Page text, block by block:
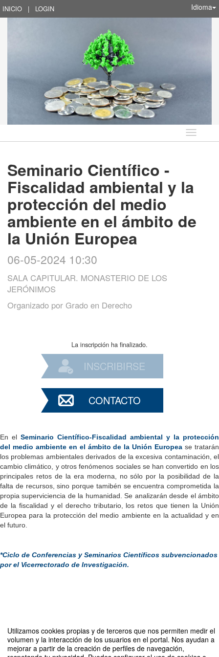
Utilizamos cookies propias y de terceros que nos permiten medir el
volumen y la interacción de los usuarios en el portal. Nos ayudan a
mejorar a partir de la creación de perfiles de navegación,
INICIO | LOGIN Idioma
Idioma
Seminario Científico -
Fiscalidad ambiental y la
protección del medio
ambiente en el ámbito de
la Unión Europea
06-05-2024 10:30
SALA CAPITULAR. MONASTERIO DE LOS
JERÓNIMOS
Organizado por Grado en Derecho
La inscripción ha finalizado.
INSCRIBIRSE
CONTACTO
En el Seminario Científico-Fiscalidad ambiental y la protección
del medio ambiente en el ámbito de la Unión Europea se tratarán
los problemas ambientales derivados de la excesiva contaminación, el
cambio climático, y otros fenómenos sociales se han convertido en los
principales retos de la era moderna, no sólo por la posibilidad de la
falta de recursos, sino porque tamibén se encuentra comprometida la
propia superviciencia de la humanidad. Se analizarán desde el ámbito
de la fiscalidad y el derecho tributario, los retos que tienen la Unión
Europea para la protección del medio ambiente en la actualidad y en
el futuro.
*Ciclo de Conferencias y Seminarios Científicos subvencionados
por el Vicerrectorado de Investigación.